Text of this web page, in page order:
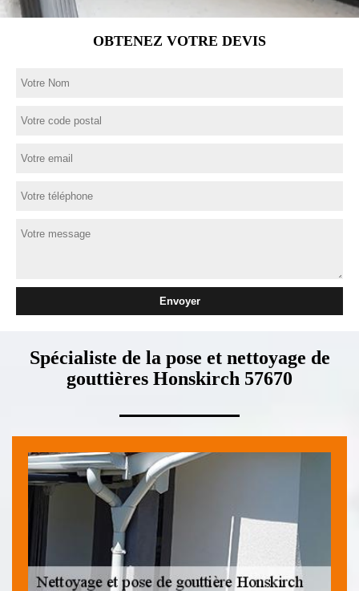
OBTENEZ VOTRE DEVIS
Spécialiste de la pose et nettoyage de
gouttières Honskirch 57670